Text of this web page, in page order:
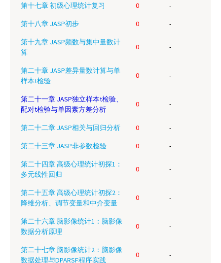
第十七章 初级心理统计复习 0 -
第十八章 JASP初步 0 -
第十九章 JASP频数与集中量数计
算
0 -
第二十章 JASP差异量数计算与单
样本t检验
0 -
第二十一章 JASP独立样本t检验、
配对t检验与单因素方差分析
0 -
第二十二章 JASP相关与回归分析 0 -
第二十三章 JASP非参数检验 0 -
第二十四章 高级心理统计初探1：
多元线性回归
0 -
第二十五章 高级心理统计初探2：
降维分析、调节变量和中介变量
0 -
第二十六章 脑影像统计1：脑影像
数据分析原理
0 -
第二十七章 脑影像统计2：脑影像
数据处理与DPARSF程序实践
0 -